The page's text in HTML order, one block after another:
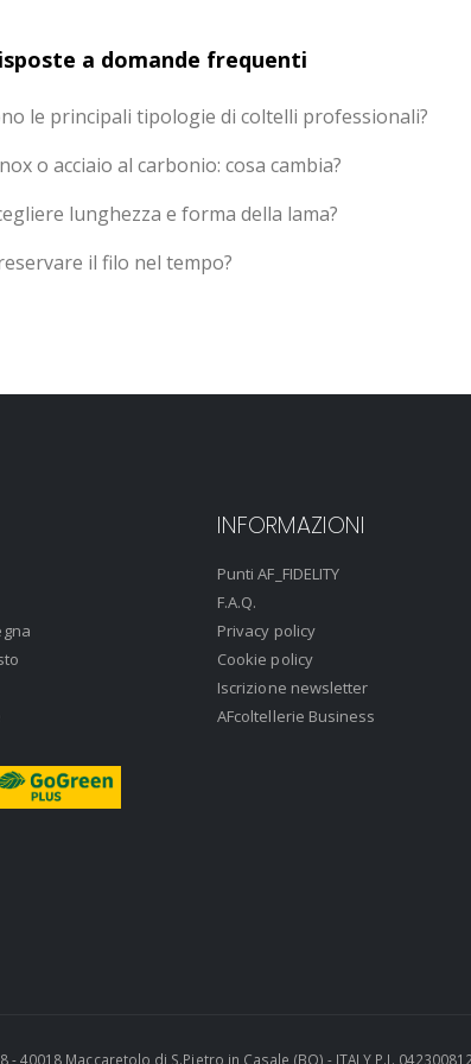
a domande frequenti
le principali tipologie di coltelli professionali?
o acciaio al carbonio: cosa cambia?
lunghezza e forma della lama?
il filo nel tempo?
INFORMAZIONI
Punti AF_FIDELITY
F.A.Q.
Privacy policy
Cookie policy
Iscrizione newsletter
AFcoltellerie Business
40018 Maccaretolo di S.Pietro in Casale (BO) - ITALY P.I.